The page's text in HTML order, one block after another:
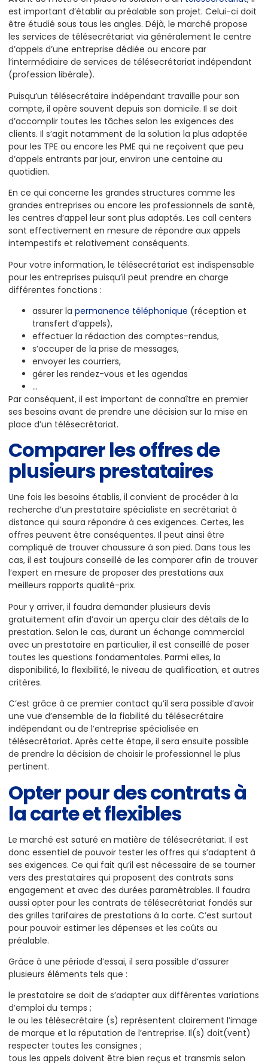
est important d’établir au préalable son projet. Celui-ci doit
être étudié sous tous les angles. Déjà, le marché propose
les services de télésecrétariat via généralement le centre
d’appels d’une entreprise dédiée ou encore par
l’intermédiaire de services de télésecrétariat indépendant
(profession libérale).
Puisqu’un télésecrétaire indépendant travaille pour son
compte, il opère souvent depuis son domicile. Il se doit
d’accomplir toutes les tâches selon les exigences des
clients. Il s’agit notamment de la solution la plus adaptée
pour les TPE ou encore les PME qui ne reçoivent que peu
d’appels entrants par jour, environ une centaine au
quotidien.
En ce qui concerne les grandes structures comme les
grandes entreprises ou encore les professionnels de santé,
les centres d’appel leur sont plus adaptés. Les call centers
sont effectivement en mesure de répondre aux appels
intempestifs et relativement conséquents.
Pour votre information, le télésecrétariat est indispensable
pour les entreprises puisqu’il peut prendre en charge
différentes fonctions :
assurer la permanence téléphonique (réception et
transfert d’appels),
effectuer la rédaction des comptes-rendus,
s’occuper de la prise de messages,
envoyer les courriers,
gérer les rendez-vous et les agendas
…
Par conséquent, il est important de connaître en premier
ses besoins avant de prendre une décision sur la mise en
place d’un télésecrétariat.
Comparer les offres de
plusieurs prestataires
Une fois les besoins établis, il convient de procéder à la
recherche d’un prestataire spécialiste en secrétariat à
distance qui saura répondre à ces exigences. Certes, les
offres peuvent être conséquentes. Il peut ainsi être
compliqué de trouver chaussure à son pied. Dans tous les
cas, il est toujours conseillé de les comparer afin de trouver
l’expert en mesure de proposer des prestations aux
meilleurs rapports qualité-prix.
Pour y arriver, il faudra demander plusieurs devis
gratuitement afin d’avoir un aperçu clair des détails de la
prestation. Selon le cas, durant un échange commercial
avec un prestataire en particulier, il est conseillé de poser
toutes les questions fondamentales. Parmi elles, la
disponibilité, la flexibilité, le niveau de qualification, et autres
critères.
C’est grâce à ce premier contact qu’il sera possible d’avoir
une vue d’ensemble de la fiabilité du télésecrétaire
indépendant ou de l’entreprise spécialisée en
télésecrétariat. Après cette étape, il sera ensuite possible
de prendre la décision de choisir le professionnel le plus
pertinent.
Opter pour des contrats à
la carte et flexibles
Le marché est saturé en matière de télésecrétariat. Il est
donc essentiel de pouvoir tester les offres qui s’adaptent à
ses exigences. Ce qui fait qu’il est nécessaire de se tourner
vers des prestataires qui proposent des contrats sans
engagement et avec des durées paramétrables. Il faudra
aussi opter pour les contrats de télésecrétariat fondés sur
des grilles tarifaires de prestations à la carte. C’est surtout
pour pouvoir estimer les dépenses et les coûts au
préalable.
Grâce à une période d’essai, il sera possible d’assurer
plusieurs éléments tels que :
le prestataire se doit de s’adapter aux différentes variations
d’emploi du temps ;
le ou les télésecrétaire (s) représentent clairement l’image
de marque et la réputation de l’entreprise. Il(s) doit(vent)
respecter toutes les consignes ;
tous les appels doivent être bien reçus et transmis selon